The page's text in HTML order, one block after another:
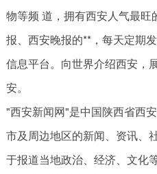
物等频 道，拥有西安人气最旺
报、西安晚报的**，每天定期
信息平台。向世界介绍西安，
安。
"西安新闻网"是中国陕西省西
市及周边地区的新闻、资讯、
于报道当地政治、经济、文化